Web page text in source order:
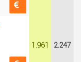
1.961 2.247